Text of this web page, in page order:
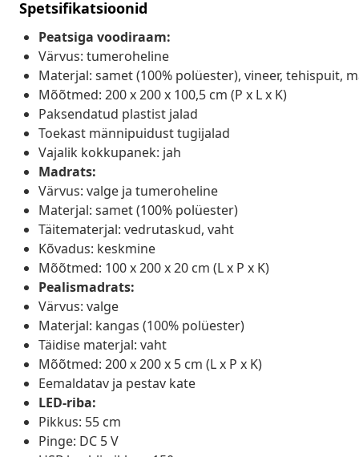
Spetsifikatsioonid
Peatsiga voodiraam:
Värvus: tumeroheline
Materjal: samet (100% polüester), vineer, tehispuit,
Mõõtmed: 200 x 200 x 100,5 cm (P x L x K)
Paksendatud plastist jalad
Toekast männipuidust tugijalad
Vajalik kokkupanek: jah
Madrats:
Värvus: valge ja tumeroheline
Materjal: samet (100% polüester)
Täitematerjal: vedrutaskud, vaht
Kõvadus: keskmine
Mõõtmed: 100 x 200 x 20 cm (L x P x K)
Pealismadrats:
Värvus: valge
Materjal: kangas (100% polüester)
Täidise materjal: vaht
Mõõtmed: 200 x 200 x 5 cm (L x P x K)
Eemaldatav ja pestav kate
LED-riba:
Pikkus: 55 cm
Pinge: DC 5 V